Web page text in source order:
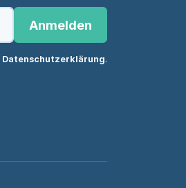
Anmelden
Datenschutzerklärung.